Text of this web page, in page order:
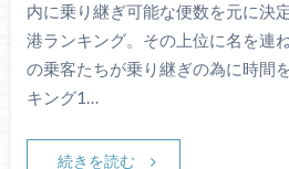
内に乗り継ぎ可能な便数を元に決
港ランキング。その上位に名を連
の乗客たちが乗り継ぎの為に時間
キング1…
続きを読む